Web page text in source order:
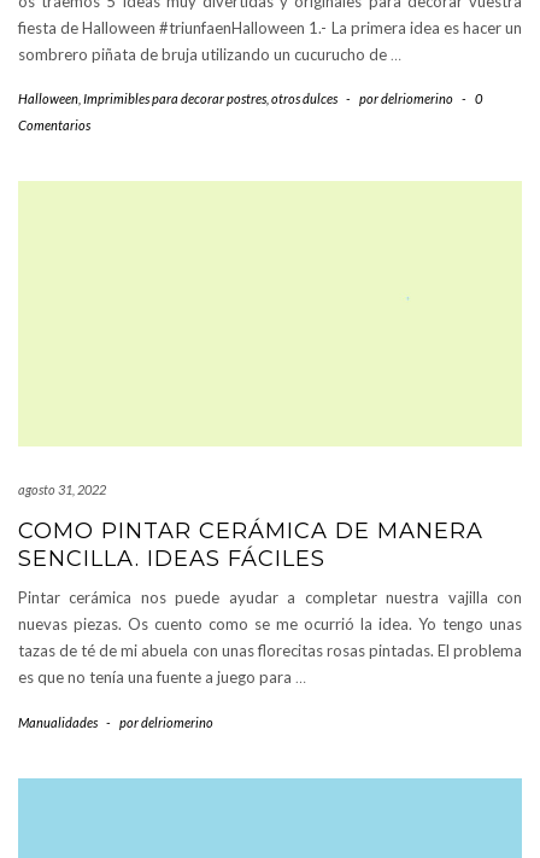
fiesta de Halloween #triunfaenHalloween 1.- La primera idea es hacer un
sombrero piñata de bruja utilizando un cucurucho de …
Halloween Imprimibles para decorar postres otros dulces - pordelriomerino -
0
Comentarios
agosto 31, 2022
COMO PINTAR CERÁMICA DE MANERA
SENCILLA. IDEAS FÁCILES
Pintar cerámica nos puede ayudar a completar nuestra vajilla con
nuevas piezas. Os cuento como se me ocurrió la idea. Yo tengo unas
tazas de té de mi abuela con unas florecitas rosas pintadas. El problema
es que no tenía una fuente a juego para …
Manualidades - pordelriomerino